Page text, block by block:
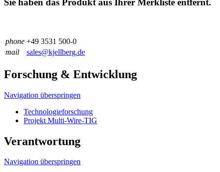
Sie haben das Produkt aus Ihrer Merkliste entfernt.
phone +49 3531 500-0
mail
sales@kjellberg.de
Forschung & Entwicklung
Navigation überspringen
Technologieforschung
Projekt Multi-Wire-TIG
Verantwortung
Navigation überspringen